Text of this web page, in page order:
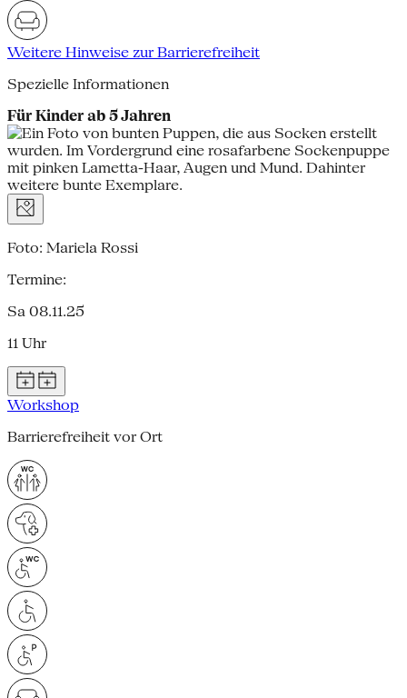
Weitere Hinweise zur Barrierefreiheit
Spezielle Informationen
Für Kinder ab 5 Jahren
Foto: Mariela Rossi
Termine:
Sa 08.11.25
11 Uhr
Workshop
Barrierefreiheit vor Ort